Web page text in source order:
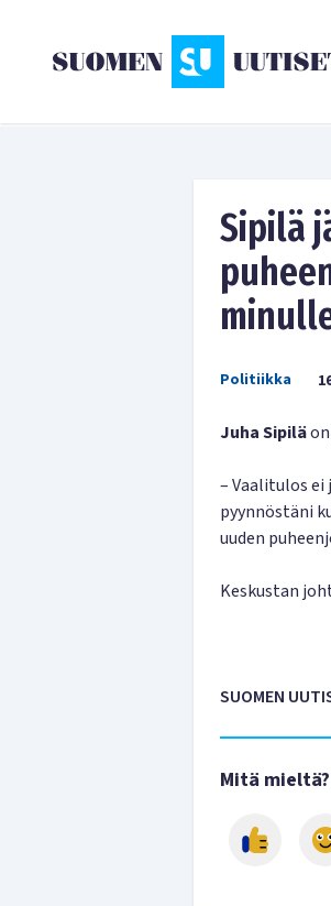
Sipilä
Politiikka
Juha Sipilä
– Vaalitulos
pyynnöstäni
uuden
Keskustan
SUOMEN
Mitä mieltä?